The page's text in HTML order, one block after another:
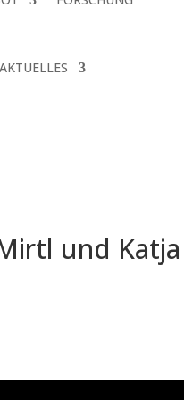
AKTUELLES
und